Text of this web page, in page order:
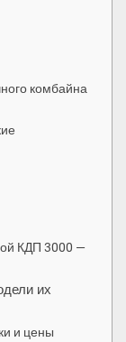
комбайна
КДП 3000 —
их
и цены